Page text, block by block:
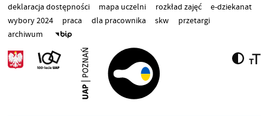
Przejdź do treści
deklaracja dostępności mapa uczelni rozkład zajęć
e-dziekanat
wybory 2024
praca dla pracownika skw
przetargi
archiwum